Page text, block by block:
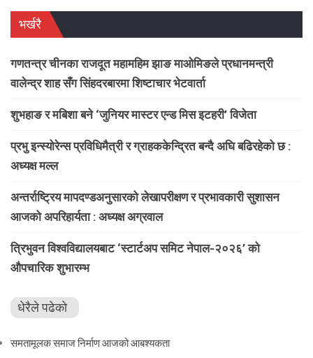
भर्खरै
गणतन्त्र चीनका राजदूत महामहिम झाङ माओमिङले प्रधानमन्त्री
वालेन्द्र शाह सँग सिंहदरबारमा शिष्टाचार भेटवार्ता
शुभहाङ र मबिशा बने ‘जुनियर मास्टर एन्ड मिस इटहरी’ विजेता
प्रभु इन्स्योरेन्स प्रविधिमैत्री र ग्राहककेन्द्रित बन्दै अघि बढिरहेको छ :
अध्यक्ष मल्ल
अन्तर्राष्ट्रिय मापदण्डअनुसारको लेखापरीक्षण र प्रभावकारी सुशासन
आजको अपरिहार्यता : अध्यक्ष अग्रवाल
त्रिभुवन विश्वविद्यालयबाट ‘स्टार्टअप समिट नेपाल-२०२६’ को
औपचारिक शुभारम्भ
धेरैले पढेको
समतामूलक समाज निर्माण आजको आबश्यकता